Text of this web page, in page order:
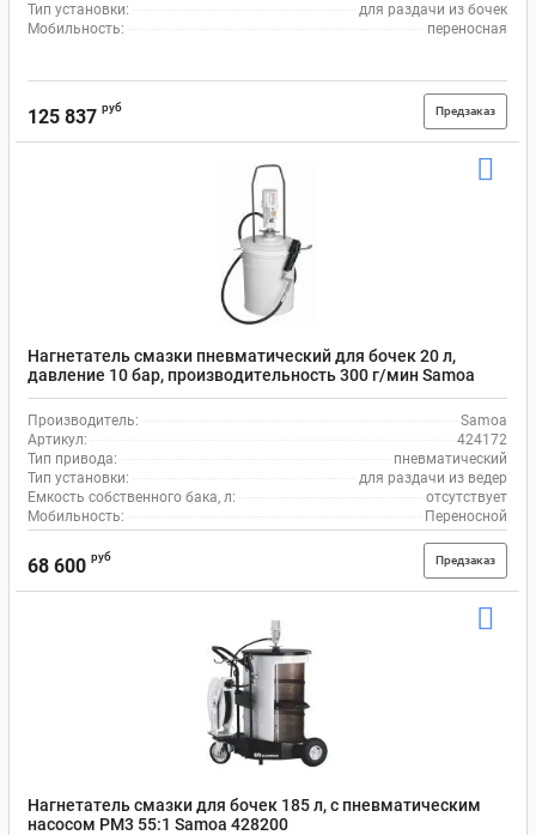
Тип установки:
для раздачи из бочек
Мобильность:
переносная
125 837 руб Предзаказ
Нагнетатель смазки пневматический для бочек 20 л,
давление 10 бар, производительность 300 г/мин Samoa
424172
Производитель:
Samoa
Артикул:
424172
Тип привода:
пневматический
Тип установки:
для раздачи из ведер
Емкость собственного бака, л:
отсутствует
Мобильность:
Переносной
68 600 руб Предзаказ
Нагнетатель смазки для бочек 185 л, с пневматическим
насосом PM3 55:1 Samoa 428200